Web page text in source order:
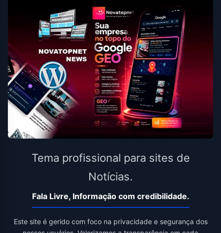
Tema profissional para sites de
Notícias.
Fala Livre, Informação com credibilidade.
Este site é gerido com foco na privacidade e segurança dos